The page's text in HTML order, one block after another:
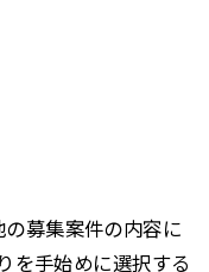
募集案件の内容に
を手始めに選択する